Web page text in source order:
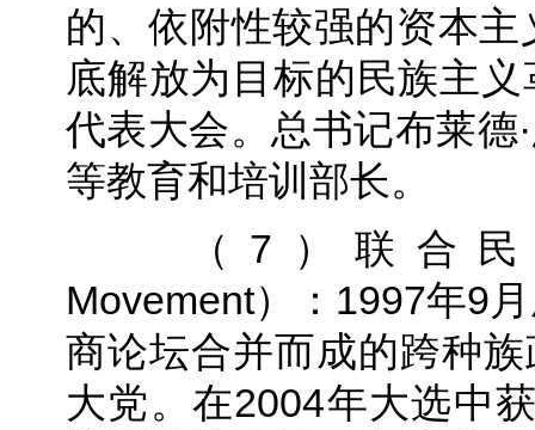
的、依附性较强的资本
底解放为目标的民族主
代表大会。总书记布莱德
等教育和培训部长。
（7）联合民主
Movement）：1997年9
商论坛合并而成的跨种
大党。在2004年大选中